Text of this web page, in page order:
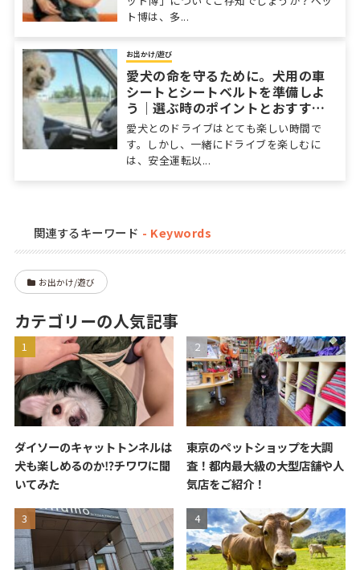
ト博は、多...
お出かけ/遊び
愛犬の命を守るために。犬用の車
シートとシートベルトを準備しよ
う｜選ぶ時のポイントとおすすめ
のアイテムも
愛犬とのドライブはとても楽しい時間で
す。しかし、一緒にドライブを楽しむに
は、安全運転以...
関連するキーワード
お出かけ/遊び
カテゴリーの人気記事
ダイソーのキャットトンネルは
犬も楽しめるのか⁉チワワに聞
いてみた
東京のペットショップを大調
査！都内最大級の大型店舗や人
気店をご紹介！